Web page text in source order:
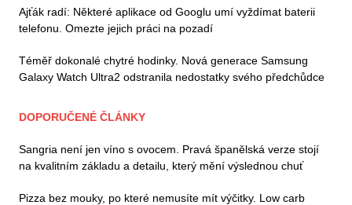
Ajťák radí: Některé aplikace od Googlu umí vyždímat baterii
telefonu. Omezte jejich práci na pozadí
Téměř dokonalé chytré hodinky. Nová generace Samsung
Galaxy Watch Ultra2 odstranila nedostatky svého předchůdce
DOPORUČENÉ ČLÁNKY
Sangria není jen víno s ovocem. Pravá španělská verze stojí
na kvalitním základu a detailu, který mění výslednou chuť
Pizza bez mouky, po které nemusíte mít výčitky. Low carb